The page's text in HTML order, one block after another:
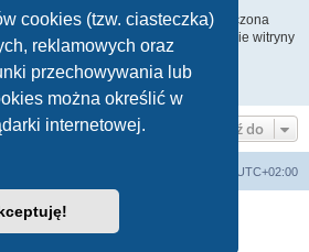
cookies (tzw. ciasteczka)
reklamowych oraz
przechowywania lub
można określić w
internetowej.
mogą używać – jeśli funkcja ta jest włączona
formularza „Kontakt z nami”. Członkowie witryny
„Zespół administracyjny”.
Przejdź do
UTC+02:00
phpBB® Forum Software © phpBB Limited
językowy dostarcza